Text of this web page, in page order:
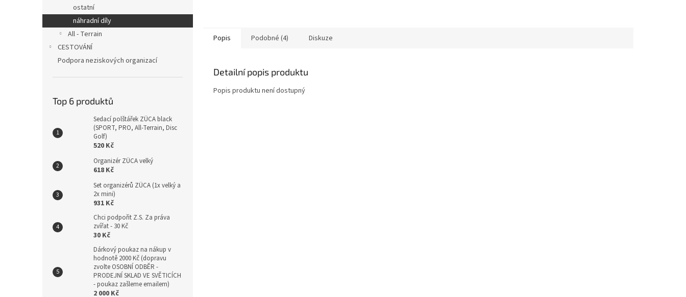
ostatní
náhradní díly
All - Terrain
CESTOVÁNÍ
Podpora neziskových organizací
Top 6 produktů
Sedací polštářek ZÜCA black
(SPORT, PRO, All-Terrain, Disc
Golf)
520 Kč
Organizér ZÜCA velký
618 Kč
Set organizérů ZÜCA (1x velký a
2x mini)
931 Kč
Chci podpořit Z.S. Za práva
zvířat - 30 Kč
30 Kč
Dárkový poukaz na nákup v
hodnotě 2000 Kč (dopravu
zvolte OSOBNÍ ODBĚR -
PRODEJNÍ SKLAD VE SVĚTICÍCH
- poukaz zašleme emailem)
2 000 Kč
Popis Podobné (4) Diskuze
Detailní popis produktu
Popis produktu není dostupný